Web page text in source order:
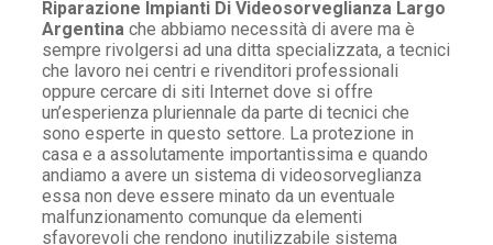
Riparazione Impianti Di Videosorveglianza Largo
Argentina che abbiamo necessità di avere ma è
sempre rivolgersi ad una ditta specializzata, a tecnici
che lavoro nei centri e rivenditori professionali
oppure cercare di siti Internet dove si offre
un’esperienza pluriennale da parte di tecnici che
sono esperte in questo settore. La protezione in
casa e a assolutamente importantissima e quando
andiamo a avere un sistema di videosorveglianza
essa non deve essere minato da un eventuale
malfunzionamento comunque da elementi
sfavorevoli che rendono inutilizzabile sistema